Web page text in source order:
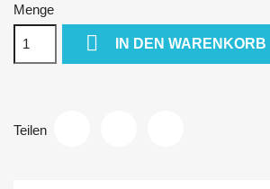
Menge
 IN DEN WARENKORB
Teilen